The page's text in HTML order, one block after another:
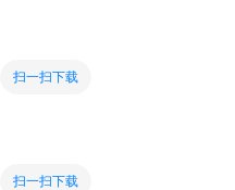
扫一扫下载
扫一扫下载